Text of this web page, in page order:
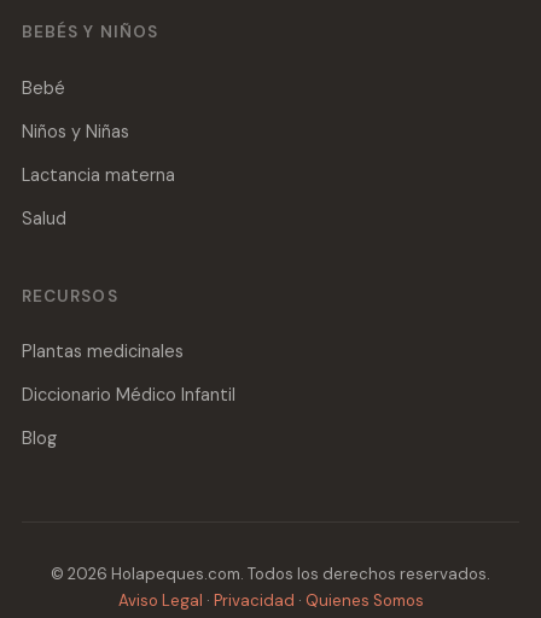
BEBÉS Y NIÑOS
Bebé
Niños y Niñas
Lactancia materna
Salud
RECURSOS
Plantas medicinales
Diccionario Médico Infantil
Blog
© 2026 Holapeques.com. Todos los derechos reservados.
Aviso Legal · Privacidad · Quienes Somos